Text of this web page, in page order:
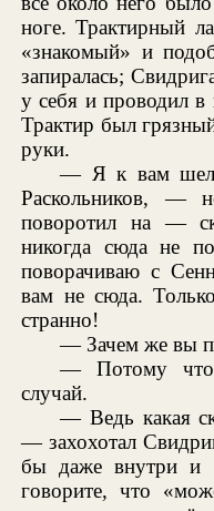
ноге. Трактирный
«знакомый» и
запиралась;
у себя и проводил
Трактир был
руки.
— Я к вам шел
Раскольников, —
поворотил на —
никогда сюда не
поворачиваю с
вам не сюда.
странно!
— Зачем же вы
— Потому что
случай.
— Ведь какая
— захохотал
бы даже внутри и
говорите, что